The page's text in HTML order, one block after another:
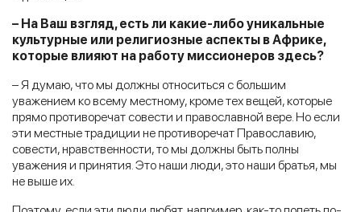
– На Ваш взгляд, есть ли какие-либо уникальные
культурные или религиозные аспекты в Африке,
которые влияют на работу миссионеров здесь?
– Я думаю, что мы должны относиться с большим
уважением ко всему местному, кроме тех вещей, которые
прямо противоречат совести и православной вере. Но если
эти местные традиции не противоречат Православию,
совести, нравственности, то мы должны быть полны
уважения и принятия. Это наши люди, это наши братья, мы
не выше их.